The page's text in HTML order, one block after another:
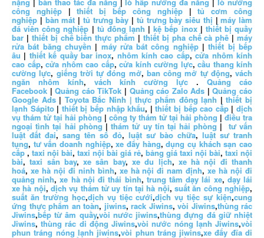
công nghiệp|thiết bị bếp công nghiệp|tủ cơm công
nghiệp |bàn mát | tủ trưng bày | tủ trưng bày siêu thị |máy làm
đá viên công nghiệp | tủ đông lạnh |kệ bếp inox| thiết bị quầy
bar | thiết bị chế biến thực phẩm | thiết bị pha chế cà phê| máy
rửa bát băng chuyền | máy rửa bát công nghiệp|thiết bị bếp
âu | thiết kế quầy bar inox, nhôm kính cao cấp,cửa nhôm kính
cao cấp, cửa nhôm cao cấp, cửa kính cường lực, cầu thang kính
cường lực, giếng trời tự đóng mở, ban công mở tự động, vách
ngăn nhôm kính, vách kính cường lực .Quảng cáo
Facebook |Quảng cáo TikTok | Quảng cáo Zalo Ads |Quảng cáo
Google Ads| Toyota Bắc Ninh | thực phẩm đông lạnh |thiết bị
lạnh Sápito |thiết bị bếp nhập khẩu, |thiết bị bếp cao cấp|dịch
vụ thám tử tại hải phòng | công ty thám tử tại hải phòng |điều tra
ngoại tình tại hải phòng |thám tử uy tín tại hải phòng | tư vấn
luật đất đai, sang tên sổ đỏ, luật sư bào chữa, luật sư tranh
tụng, tư vấn doanh nghiệp,xe đẩy hàng,dụng cụ khách sạn cao
cấp, taxi nội bài, taxi nội bài giá rẻ, bảng giá taxi nội bài, taxi nội
bài,taxi sân bay,xe sân bay,xe du lịch, xe hà nội đi thanh
hoá, xe hà nội đi ninh bình, xe hà nội đi nam định,xe hà nội đi
quảng ninh,xe hà nội đi thái bình, trung tâm dạy lái xe, dạy lái
xe hà nội,dịch vụ thám tử uy tín tại hà nội,suất ăn công nghiệp,
suất ăn trường học,dịch vụ tiệc cưới,dịch vụ tiệc sự kiện,cung
ứng thực phẩm an toàn, jiwins, rack Jiwins, vòi Jiwins,thùng rác
Jiwins,bếp từ âm quầy,vòi nước jiwins,thùng đựng đá giữ nhiệt
Jiwins,thùng rác di động Jiwins,vòi nước nóng lạnh Jiwins,vòi
phun tráng nóng lạnh jiwins,vòi phun tráng jiwins,xe đẩy đĩa di